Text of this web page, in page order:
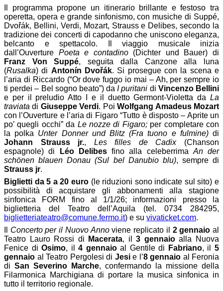
Il programma propone un itinerario brillante e festoso tra
operetta, opera e grande sinfonismo, con musiche di Suppé,
Dvořák, Bellini, Verdi, Mozart, Strauss e Delibes, secondo la
tradizione dei concerti di capodanno che uniscono eleganza,
belcanto e spettacolo. Il viaggio musicale inizia
dall’Ouverture Poeta e contadino (Dichter und Bauer) di
Franz Von Suppé, seguita dalla Canzone alla luna
(Rusalka) di Antonín Dvořák. Si prosegue con la scena e
l’aria di Riccardo (“Or dove fuggo io mai – Ah, per sempre io
ti perdei – Bel sogno beato”) daI puritani di Vincenzo Bellini
e per il preludio Atto I e il duetto Germont‑Violetta da La
traviata di Giuseppe Verdi. PoiWolfgang Amadeus Mozart
con l’Ouverture e l’aria di Figaro “Tutto è disposto – Aprite un
po’ quegli occhi” da Le nozze di Figaro; per completare con
la polka Unter Donner und Blitz (Fra tuono e fulmine)di
Johann Strauss jr., Les filles de Cadix (Chanson
espagnole) di
Léo Delibesfino alla celeberrima An der
schönen blauen Donau (Sul bel Danubio blu), sempre di
Strauss jr.
Biglietti da 5 a 20 euro(le riduzioni sono indicate sul sito) e
possibilità di acquistare gli abbonamenti alla stagione
sinfonica FORM fino al 1/1/26; informazioni presso la
biglietteria del Teatro dell’Aquila (tel. 0734 284295,
biglietteriateatro@comune.fermo.it) e su vivaticket.com.
Concerto per il Nuovo Annoviene replicato il 2 gennaio al
Teatro Lauro Rossi di
Macerata, il3 gennaioalla Nuova
Fenice diOsimo, il4 gennaioal Gentile di Fabriano, il5
gennaio al Teatro Pergolesi di Jesie l’8 gennaio al Feronia
di San Severino Marche, confermando la missione della
Filarmonica Marchigiana di portare la musica sinfonica in
tutto il territorio regionale.